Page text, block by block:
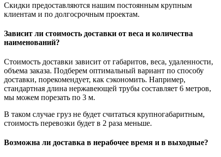
Скидки предоставляются нашим постоянным крупным
клиентам и по долгосрочным проектам.
Зависит ли стоимость доставки от веса и количества
наименований?
Стоимость доставки зависит от габаритов, веса, удаленности,
объема заказа. Подберем оптимальный вариант по способу
доставки, порекомендует, как сэкономить. Например,
стандартная длина нержавеющей трубы составляет 6 метров,
мы можем порезать по 3 м.
В таком случае груз не будет считаться крупногабаритным,
стоимость перевозки будет в 2 раза меньше.
Возможна ли доставка в нерабочее время и в выходные?